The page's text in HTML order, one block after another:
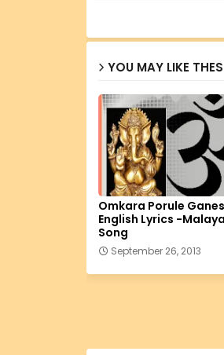
YOU MAY LIKE
Omkara Porule
English Lyrics -
Song
September 26, 2013